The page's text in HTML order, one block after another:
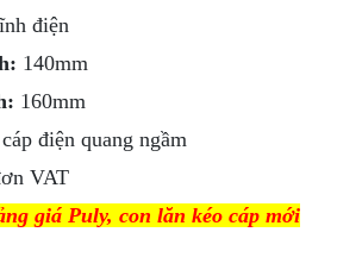
điện
140mm
160mm
điện quang ngầm
VAT
giá Puly, con lăn kéo cáp mới